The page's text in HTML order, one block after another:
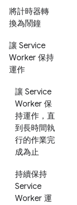
將計時器轉
換為鬧鐘
讓 Service
Worker 保持
運作
讓 Service
Worker 保
持運作，直
到長時間執
行的作業完
成為止
持續保持
Service
Worker 運